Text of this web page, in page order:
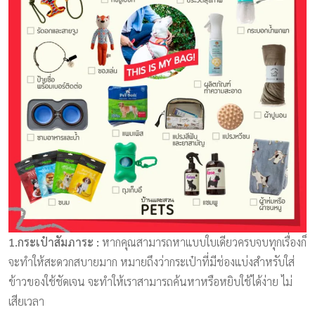
1.กระเป๋าสัมภาระ : หากคุณสามารถหาแบบใบเดียวครบจบทุกเรื่องก็
จะทำให้สะดวกสบายมาก หมายถึงว่ากระเป๋าที่มีช่องแบ่งสำหรับใส่
ข้าวของใช้ชัดเจน จะทำให้เราสามารถค้นหาหรือหยิบใช้ได้ง่าย ไม่
เสียเวลา